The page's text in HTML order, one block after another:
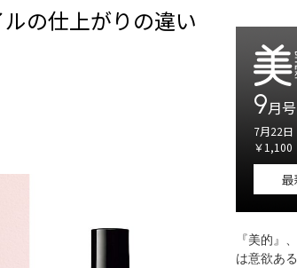
の仕上がりの違い
9月号
7月22日
￥1,100
『美的』
は意欲あ